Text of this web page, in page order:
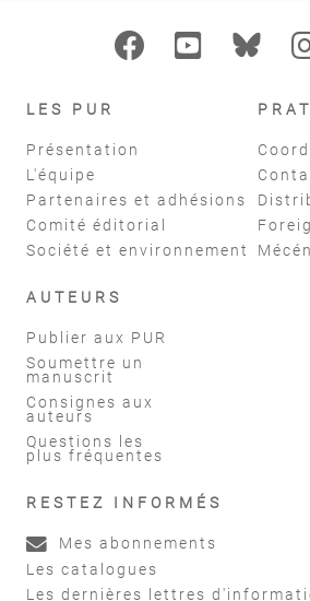
LES PUR
Présentation
L'équipe
Partenaires et adhésions
Comité éditorial
Société et environnement
AUTEURS
Publier aux PUR
Soumettre un
manuscrit
Consignes aux
auteurs
Questions les
plus fréquentes
RESTEZ INFORMÉS
Mes abonnements
Les catalogues
Les dernières lettres